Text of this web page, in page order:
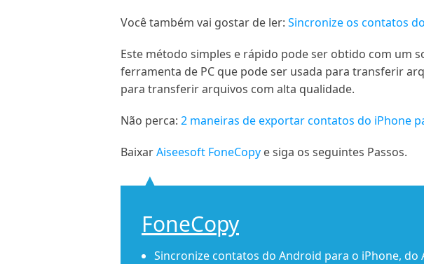
Você também vai gostar de ler: Sincronize os contatos
Este método simples e rápido pode ser obtido com um
ferramenta de PC que pode ser usada para transferir
para transferir arquivos com alta qualidade.
Não perca: 2 maneiras de exportar contatos do iPhone
BaixarAiseesoft FoneCopy e siga os seguintes Passos.
FoneCopy
Sincronize contatos do Android para o iPhone,